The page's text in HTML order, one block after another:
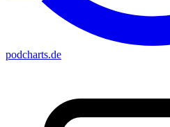
podcharts.de